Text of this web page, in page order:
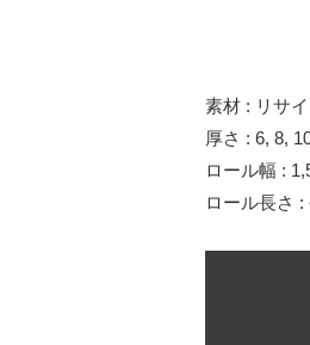
素材 : リサ
厚さ : 6, 8,
ロール幅 :
ロール長さ :